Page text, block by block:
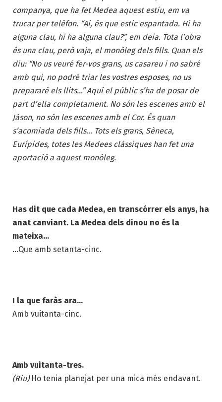
companya, que ha fet Medea aquest estiu, em va
trucar per telèfon. “Ai, és que estic espantada. Hi ha
alguna clau, hi ha alguna clau?”, em deia. Tota l’obra
és una clau, però vaja, el monòleg dels fills. Quan els
diu: “No us veuré fer-vos grans, us casareu i no sabré
amb qui, no podré triar les vostres esposes, no us
prepararé els llits…” Aquí el públic s’ha de posar de
part d’ella completament. No són les escenes amb el
Jàson, no són les escenes amb el Cor. És quan
s’acomiada dels fills… Tots els grans, Sèneca,
Eurípides, totes les Medees clàssiques han fet una
aportació a aquest monòleg.
Has dit que cada Medea, en transcórrer els anys, ha
anat canviant. La Medea dels dinou no és la
mateixa…
…Que amb setanta-cinc.
I la que faràs ara…
Amb vuitanta-cinc.
Amb vuitanta-tres.
(Riu)Ho tenia planejat per una mica més endavant.